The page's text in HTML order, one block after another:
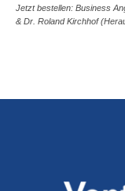
Jetzt bestellen: Business
& Dr. Roland Kirchhof